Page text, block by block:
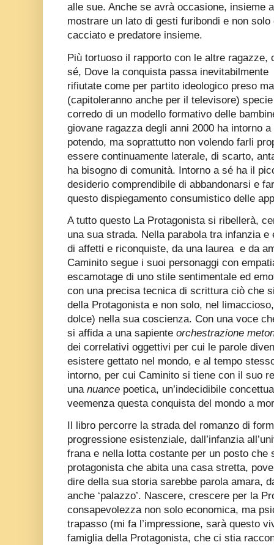
alle sue. Anche se avrà occasione, insieme
mostrare un lato di gesti furibondi e non
cacciato e predatore insieme.
Più tortuoso il rapporto con le altre ragazze,
sé, Dove la conquista passa inevitabilmente
rifiutate come per partito ideologico preso
(capitoleranno anche per il televisore)
corredo di un modello formativo delle
giovane ragazza degli anni 2000 ha intorno
potendo, ma soprattutto non volendo farli
essere continuamente laterale, di scarto,
ha bisogno di comunità. Intorno a sé ha il
desiderio comprendibile di abbandonarsi e
questo dispiegamento consumistico delle
A tutto questo La Protagonista si ribellerà,
una sua strada. Nella parabola tra infanzia
di affetti e riconquiste, da una laurea e da
Caminito segue i suoi personaggi con
escamotage di uno stile sentimentale ed
con una precisa tecnica di scrittura ciò che
della Protagonista e non solo, nel
dolce) nella sua coscienza. Con una voce
si affida a una sapiente orchestrazione
dei correlativi oggettivi per cui le parole
esistere gettato nel mondo, e al tempo
intorno, per cui Caminito si tiene con il suo
una nuance poetica, un’indecidibile
veemenza questa conquista del mondo a
Il libro percorre la strada del romanzo di
progressione esistenziale, dall’infanzia
frana e nella lotta costante per un posto che
protagonista che abita una casa stretta,
dire della sua storia sarebbe parola amara,
anche ‘palazzo’. Nascere, crescere per la
consapevolezza non solo economica, ma
trapasso (mi fa l’impressione, sarà questo
famiglia della Protagonista, che ci stia